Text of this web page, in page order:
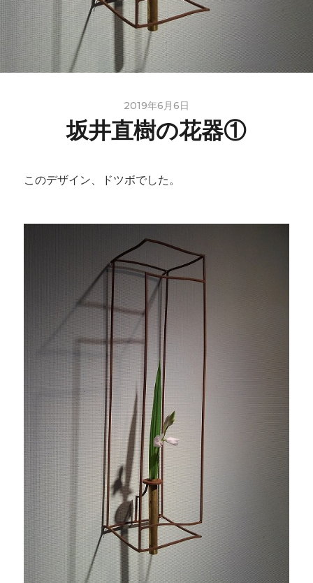
2019年6月6日
坂井直樹の花器①
このデザイン、ドツボでした。